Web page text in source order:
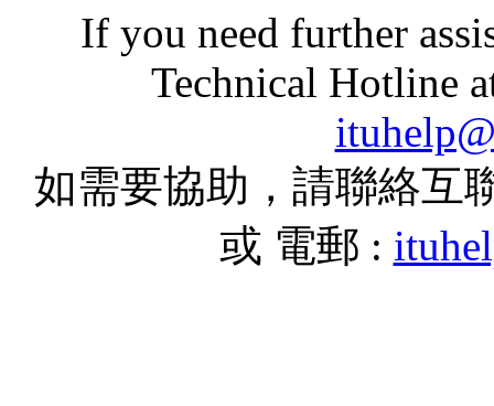
If you need further
Technical Hotline
如需要協助，請聯絡互
或 電郵 :